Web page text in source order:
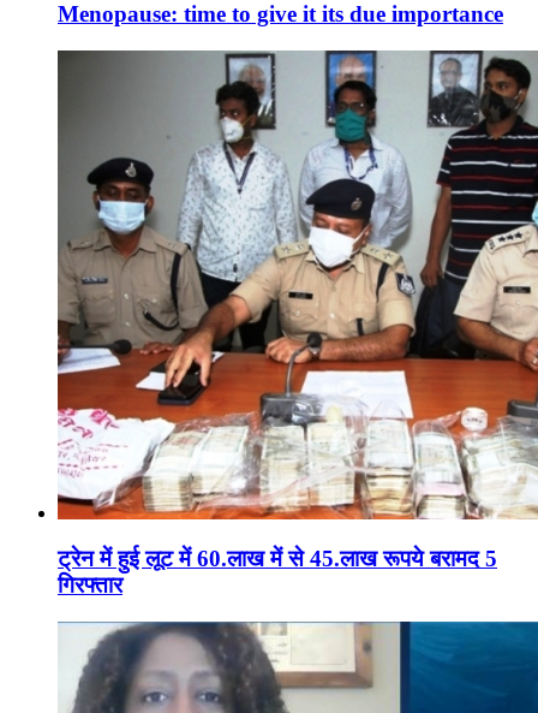
Menopause: time to give it its due importance
ट्रेन में हुई लूट में 60.लाख में से 45.लाख रूपये बरामद 5
गिरफ्तार